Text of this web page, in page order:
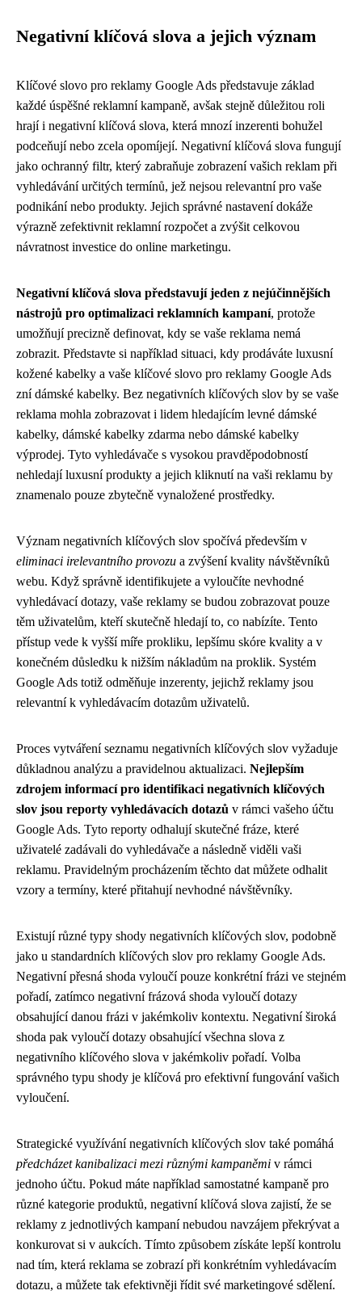
Negativní klíčová slova a jejich význam
Klíčové slovo pro reklamy Google Ads představuje základ
každé úspěšné reklamní kampaně, avšak stejně důležitou roli
hrají i negativní klíčová slova, která mnozí inzerenti bohužel
podceňují nebo zcela opomíjejí. Negativní klíčová slova fungují
jako ochranný filtr, který zabraňuje zobrazení vašich reklam při
vyhledávání určitých termínů, jež nejsou relevantní pro vaše
podnikání nebo produkty. Jejich správné nastavení dokáže
výrazně zefektivnit reklamní rozpočet a zvýšit celkovou
návratnost investice do online marketingu.
Negativní klíčová slova představují jeden z nejúčinnějších
nástrojů pro optimalizaci reklamních kampaní, protože
umožňují precizně definovat, kdy se vaše reklama nemá
zobrazit. Představte si například situaci, kdy prodáváte luxusní
kožené kabelky a vaše klíčové slovo pro reklamy Google Ads
zní dámské kabelky. Bez negativních klíčových slov by se vaše
reklama mohla zobrazovat i lidem hledajícím levné dámské
kabelky, dámské kabelky zdarma nebo dámské kabelky
výprodej. Tyto vyhledávače s vysokou pravděpodobností
nehledají luxusní produkty a jejich kliknutí na vaši reklamu by
znamenalo pouze zbytečně vynaložené prostředky.
Význam negativních klíčových slov spočívá především v
eliminaci irelevantního provozu a zvýšení kvality návštěvníků
webu. Když správně identifikujete a vyloučíte nevhodné
vyhledávací dotazy, vaše reklamy se budou zobrazovat pouze
těm uživatelům, kteří skutečně hledají to, co nabízíte. Tento
přístup vede k vyšší míře prokliku, lepšímu skóre kvality a v
konečném důsledku k nižším nákladům na proklik. Systém
Google Ads totiž odměňuje inzerenty, jejichž reklamy jsou
relevantní k vyhledávacím dotazům uživatelů.
Proces vytváření seznamu negativních klíčových slov vyžaduje
důkladnou analýzu a pravidelnou aktualizaci. Nejlepším
zdrojem informací pro identifikaci negativních klíčových
slov jsou reporty vyhledávacích dotazů v rámci vašeho účtu
Google Ads. Tyto reporty odhalují skutečné fráze, které
uživatelé zadávali do vyhledávače a následně viděli vaši
reklamu. Pravidelným procházením těchto dat můžete odhalit
vzory a termíny, které přitahují nevhodné návštěvníky.
Existují různé typy shody negativních klíčových slov, podobně
jako u standardních klíčových slov pro reklamy Google Ads.
Negativní přesná shoda vyloučí pouze konkrétní frázi ve stejném
pořadí, zatímco negativní frázová shoda vyloučí dotazy
obsahující danou frázi v jakémkoliv kontextu. Negativní široká
shoda pak vyloučí dotazy obsahující všechna slova z
negativního klíčového slova v jakémkoliv pořadí. Volba
správného typu shody je klíčová pro efektivní fungování vašich
vyloučení.
Strategické využívání negativních klíčových slov také pomáhá
předcházet kanibalizaci mezi různými kampaněmi v rámci
jednoho účtu. Pokud máte například samostatné kampaně pro
různé kategorie produktů, negativní klíčová slova zajistí, že se
reklamy z jednotlivých kampaní nebudou navzájem překrývat a
konkurovat si v aukcích. Tímto způsobem získáte lepší kontrolu
nad tím, která reklama se zobrazí při konkrétním vyhledávacím
dotazu, a můžete tak efektivněji řídit své marketingové sdělení.